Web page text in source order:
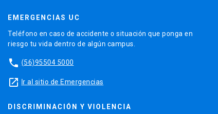
EMERGENCIAS UC
Teléfono en caso de accidente o situación que ponga en
riesgo tu vida dentro de algún campus.
phone (56)95504 5000
launch Ir al sitio de Emergencias
DISCRIMINACIÓN Y VIOLENCIA